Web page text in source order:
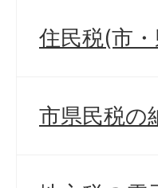
住民税(市
市県民税の